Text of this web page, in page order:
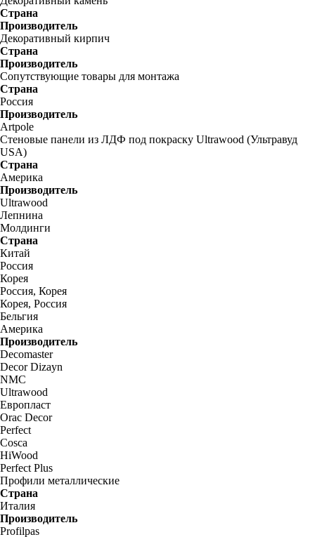
Страна
Производитель
Декоративный кирпич
Страна
Производитель
Сопутствующие товары для монтажа
Страна
Россия
Производитель
Artpole
Стеновые панели из ЛДФ под покраску Ultrawood (Ультравуд
USA)
Страна
Америка
Производитель
Ultrawood
Лепнина
Молдинги
Страна
Китай
Россия
Корея
Россия, Корея
Корея, Россия
Бельгия
Америка
Производитель
Decomaster
Decor Dizayn
NMC
Ultrawood
Европласт
Orac Decor
Perfect
Cosca
HiWood
Perfect Plus
Профили металлические
Страна
Италия
Производитель
Profilpas